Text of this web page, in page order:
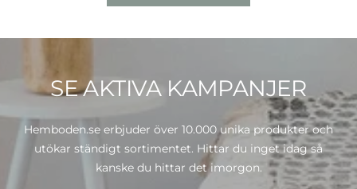
SE AKTIVA KAMPANJER
Hemboden.se erbjuder över 10.000 unika produkter och
utökar ständigt sortimentet. Hittar du inget idag så
kanske du hittar det imorgon.